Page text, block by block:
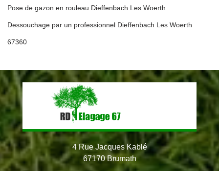
Pose de gazon en rouleau Dieffenbach Les Woerth
Dessouchage par un professionnel Dieffenbach Les Woerth
67360
4 Rue Jacques Kablé
67170 Brumath